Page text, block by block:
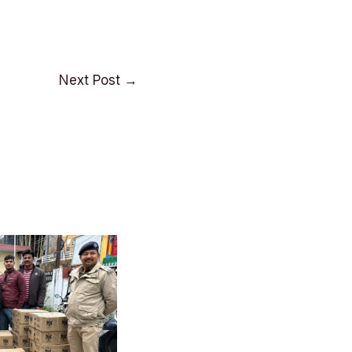
Next Post →